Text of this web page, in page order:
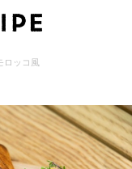
ッコ風